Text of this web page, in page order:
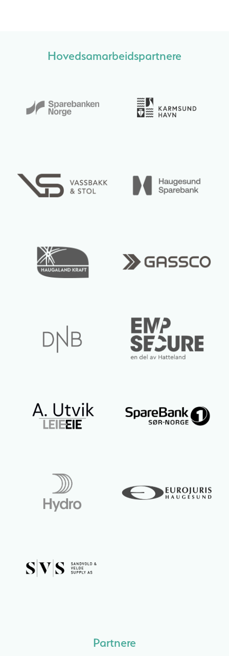
Hovedsamarbeidspartnere
Partnere